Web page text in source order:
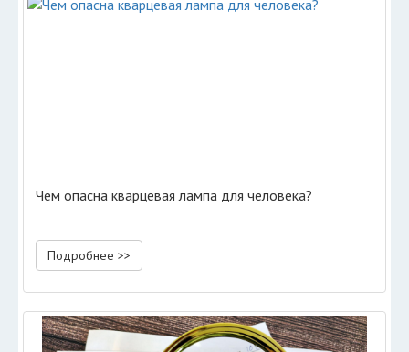
Чем опасна кварцевая лампа для человека?
Подробнее >>